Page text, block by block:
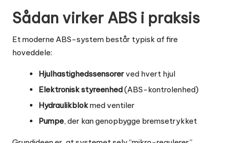
Sådan virker ABS i praksis
Et moderne ABS-system består typisk af fire
hoveddele:
Hjulhastighedssensorerved hvert hjul
Elektronisk styreenhed(ABS-kontrolenhed)
Hydraulikblokmed ventiler
Pumpe, der kan genopbygge bremsetrykket